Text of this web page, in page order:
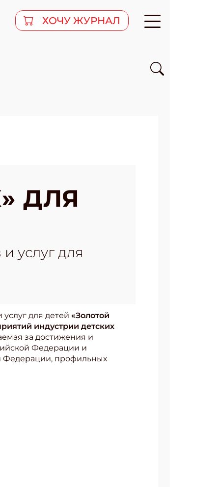
ХОЧУ ЖУРНАЛ
ДЛЯ
услуг для
для детей «Золотой
индустрии детских
за достижения и
Федерации и
Федерации, профильных